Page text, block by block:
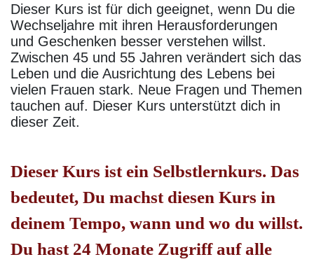
Dieser Kurs ist für dich geeignet, wenn Du die
Wechseljahre mit ihren Herausforderungen
und Geschenken besser verstehen willst.
Zwischen 45 und 55 Jahren verändert sich das
Leben und die Ausrichtung des Lebens bei
vielen Frauen stark. Neue Fragen und Themen
tauchen auf. Dieser Kurs unterstützt dich in
dieser Zeit.
Dieser Kurs ist ein Selbstlernkurs. Das
bedeutet, Du machst diesen Kurs in
deinem Tempo, wann und wo du willst.
Du hast 24 Monate Zugriff auf alle